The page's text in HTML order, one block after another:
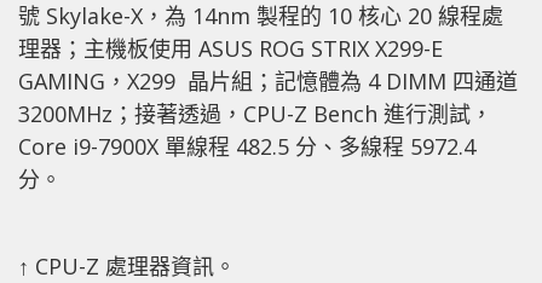
號 Skylake-X，為 14nm 製程的 10 核心 20 線程處
理器；主機板使用 ASUS ROG STRIX X299-E
GAMING，X299 晶片組；記憶體為 4 DIMM 四通道
3200MHz；接著透過，CPU-Z Bench 進行測試，
Core i9-7900X 單線程 482.5 分、多線程 5972.4
分。
↑ CPU-Z 處理器資訊。